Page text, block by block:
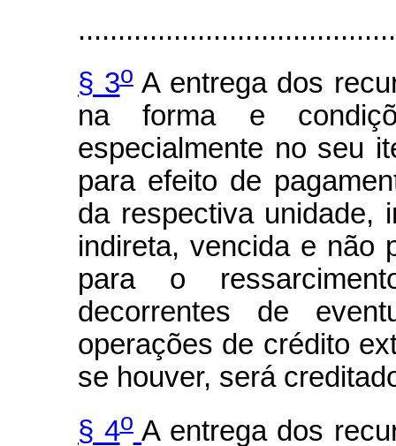
§ 3oA entrega dos
na forma e
especialmente no seu
para efeito de
da respectiva unidade,
indireta, vencida e não
para o
decorrentes de
operações de crédito
se houver, será
§ 4o A entrega dos